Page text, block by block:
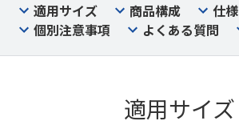
適用サイズ 商品構成 仕様
個別注意事項
よくある質問
適用サイズ